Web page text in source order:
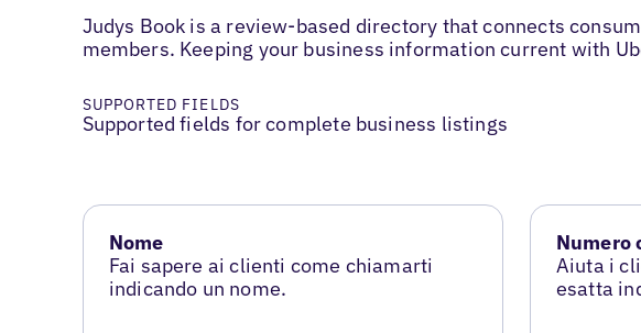
Judys Book is a review-based directory that connects
members. Keeping your business information current with
SUPPORTED FIELDS
Supported fields for complete business listings
Nome
Fai sapere ai clienti come chiamarti
indicando un nome.
Numero
Aiuta i
esatta